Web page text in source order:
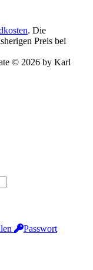
. Die
Preis bei
© 2026 by Karl
Passwort